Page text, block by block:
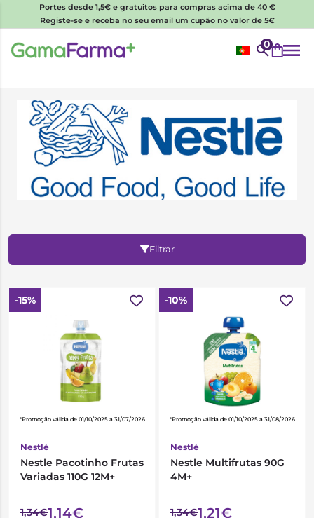
Portes desde 1,5€ e gratuitos para compras acima de 40 €
Registe-se e receba no seu email um cupão no valor de 5€
0
Filtrar
-15%
*Promoção válida de 01/10/2025 a 31/07/2026
Nestlé
Nestle Pacotinho Frutas
Variadas 110G 12M+
1,34€1,14€
-10%
*Promoção válida de 01/10/2025 a 31/08/2026
Nestlé
Nestle Multifrutas 90G
4M+
1,34€1,21€